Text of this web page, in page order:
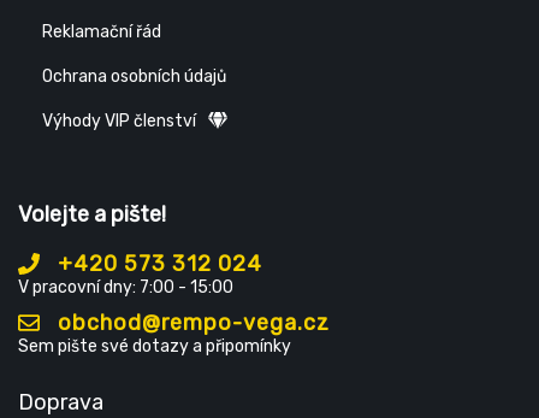
Reklamační řád
Ochrana osobních údajů
Výhody VIP členství
Volejte a pište!
+420 573 312 024
V pracovní dny: 7:00 - 15:00
obchod@rempo-vega.cz
Sem pište své dotazy a připomínky
Doprava